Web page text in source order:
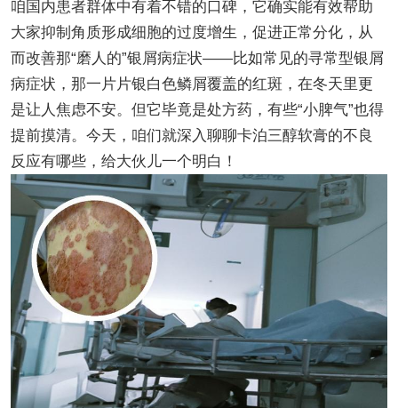
咱国内患者群体中有着不错的口碑，它确实能有效帮助
大家抑制角质形成细胞的过度增生，促进正常分化，从
而改善那“磨人的”银屑病症状——比如常见的寻常型银屑
病症状，那一片片银白色鳞屑覆盖的红斑，在冬天里更
是让人焦虑不安。但它毕竟是处方药，有些“小脾气”也得
提前摸清。今天，咱们就深入聊聊卡泊三醇软膏的不良
反应有哪些，给大伙儿一个明白！